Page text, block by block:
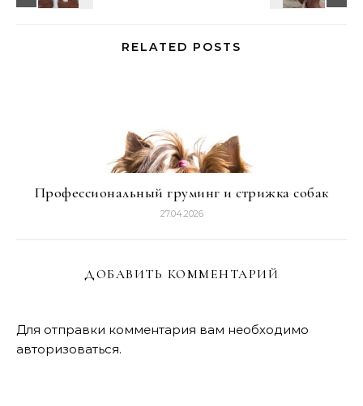
RELATED POSTS
Профессиональный груминг и стрижка собак
27.04.2026
ДОБАВИТЬ КОММЕНТАРИЙ
Для отправки комментария вам необходимо
авторизоваться.